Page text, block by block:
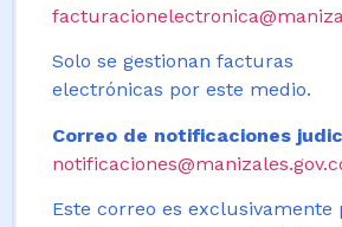
Solo se gestionan facturas
electrónicas por este medio.
Correo de notificaciones
Este correo es exclusivamente